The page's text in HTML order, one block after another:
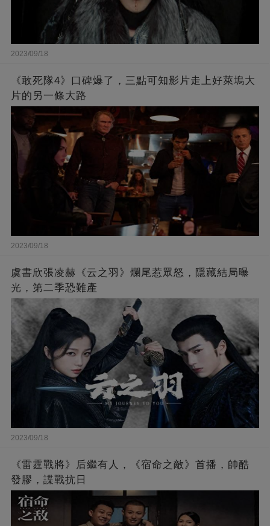
2023/09/18
《敢死隊4》口碑爆了，三點可知影片走上好萊塢大
片的另一條大路
2023/09/18
虞書欣張凌赫《云之羽》爛尾惹眾怒，隱藏結局曝
光，第二季恐難產
2023/09/18
《雷霆戰將》后繼有人，《宿命之敵》首播，帥酷
發膠，諜戰抗日